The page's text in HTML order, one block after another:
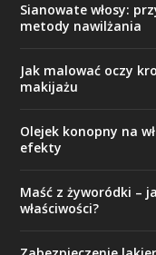
Sianowate włosy:
metody nawilżania
Jak malować oczy
makijażu
Olejek konopny na
efekty
Maść z żyworódki –
właściwości?